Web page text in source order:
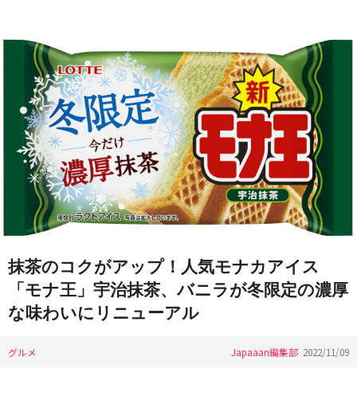
抹茶のコクがアップ！人気モナカアイス
「モナ王」宇治抹茶、バニラが冬限定の濃厚
な味わいにリニューアル
グルメ Japaaan編集部 2022/11/09